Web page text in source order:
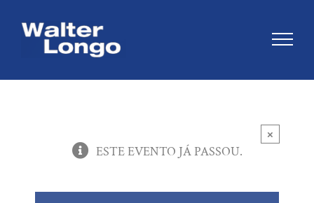
×
ESTE EVENTO JÁ PASSOU.